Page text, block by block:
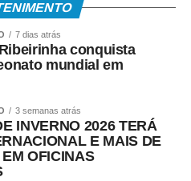
7 dias atrás
conquista
mundial em
3 semanas atrás
INVERNO 2026 TERÁ
E MAIS DE
OFICINAS